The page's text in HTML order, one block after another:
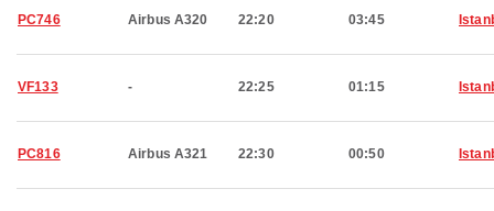
PC746 Airbus A320 22:20 03:45
VF133 - 22:25 01:15
PC816 Airbus A321 22:30 00:50